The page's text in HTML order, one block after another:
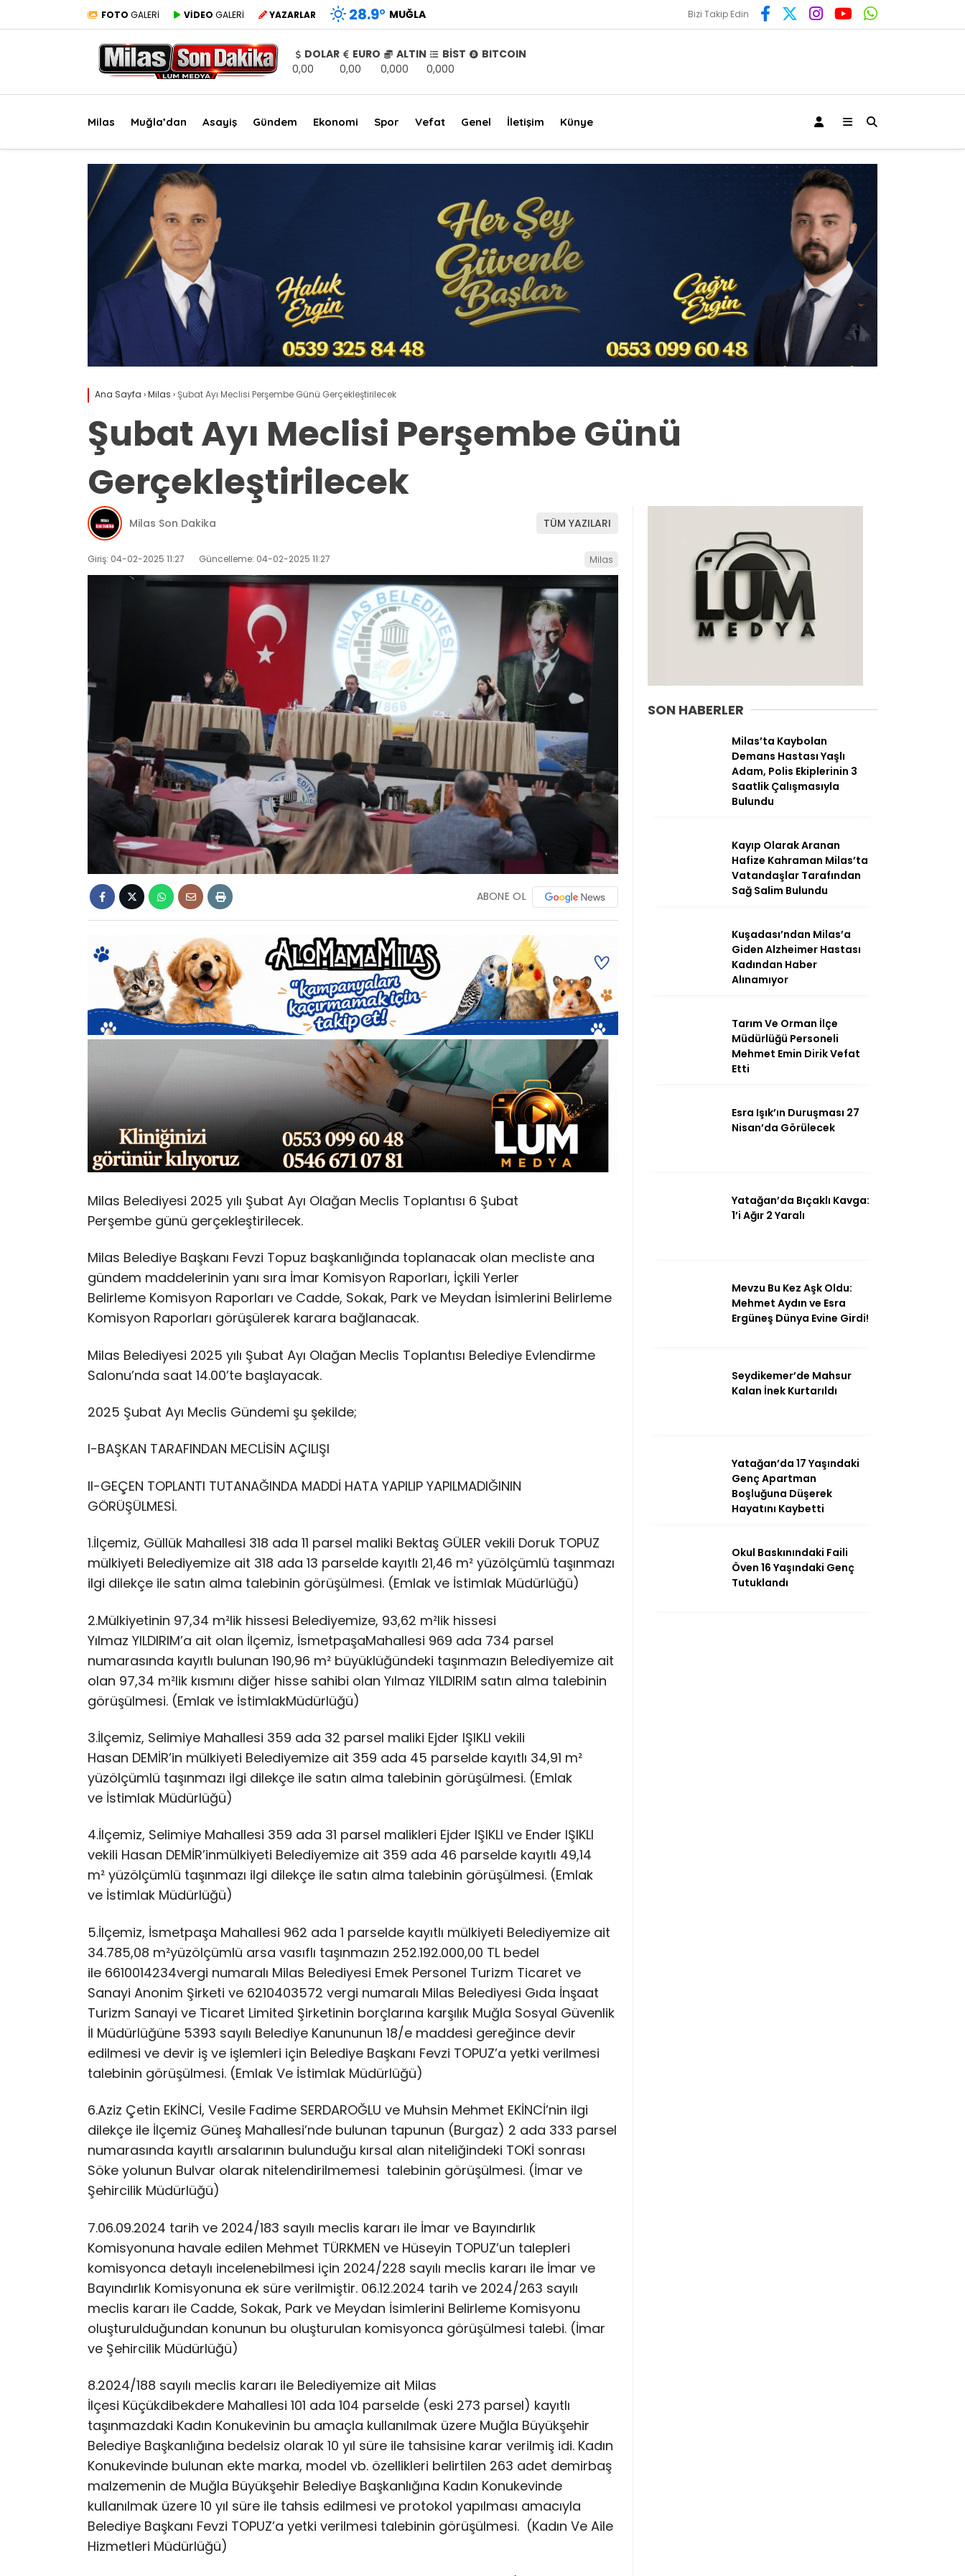
Milas
Spor
Genel
İletişim
Künye
WhatsApp
İhbar Hattı
Facebook
FOTO GALERİ VİDEO GALERİ YAZARLAR 28.9° MUĞLA Bizi Takip Edin
DOLAR
0,00
EURO
0,00
ALTIN
0,000
BİST
0,000
BITCOIN
Milas Muğla’dan Asayiş Gündem Ekonomi Spor Vefat Genel İletişim Künye
Ana Sayfa ›Milas ›Şubat Ayı Meclisi Perşembe Günü Gerçekleştirilecek
Şubat Ayı Meclisi Perşembe Günü
Gerçekleştirilecek
Milas Son Dakika TÜM YAZILARI
Giriş: 04-02-2025 11:27 Güncelleme: 04-02-2025 11:27 Milas
ABONE OL
Milas Belediyesi 2025 yılı Şubat Ayı Olağan Meclis Toplantısı 6 Şubat
Perşembe günü gerçekleştirilecek.
Milas Belediye Başkanı Fevzi Topuz başkanlığında toplanacak olan mecliste ana
gündem maddelerinin yanı sıra İmar Komisyon Raporları, İçkili Yerler
Belirleme Komisyon Raporları ve Cadde, Sokak, Park ve Meydan İsimlerini Belirleme
Komisyon Raporları görüşülerek karara bağlanacak.
Milas Belediyesi 2025 yılı Şubat Ayı Olağan Meclis Toplantısı Belediye Evlendirme
Salonu’nda saat 14.00’te başlayacak.
2025 Şubat Ayı Meclis Gündemi şu şekilde;
I-​BAŞKAN TARAFINDAN MECLİSİN AÇILIŞI
II-​GEÇEN TOPLANTI TUTANAĞINDA MADDİ HATA YAPILIP YAPILMADIĞININ
GÖRÜŞÜLMESİ.
1.​İlçemiz, Güllük Mahallesi 318 ada 11 parsel maliki Bektaş GÜLER vekili Doruk TOPUZ
mülkiyeti Belediyemize ait 318 ada 13 parselde kayıtlı 21,46 m² yüzölçümlü taşınmazı
ilgi dilekçe ile satın alma talebinin görüşülmesi. (Emlak ve İstimlak Müdürlüğü)
2.​Mülkiyetinin 97,34 m²lik hissesi Belediyemize, 93,62 m²lik hissesi
Yılmaz YILDIRIM’a ait olan İlçemiz, İsmetpaşaMahallesi 969 ada 734 parsel
numarasında kayıtlı bulunan 190,96 m² büyüklüğündeki taşınmazın Belediyemize ait
olan 97,34 m²lik kısmını diğer hisse sahibi olan Yılmaz YILDIRIM satın alma talebinin
görüşülmesi. (Emlak ve İstimlakMüdürlüğü)
3.​İlçemiz, Selimiye Mahallesi 359 ada 32 parsel maliki Ejder IŞIKLI vekili
Hasan DEMİR’in mülkiyeti Belediyemize ait 359 ada 45 parselde kayıtlı 34,91 m²
yüzölçümlü taşınmazı ilgi dilekçe ile satın alma talebinin görüşülmesi. (Emlak
ve İstimlak Müdürlüğü)
4.​İlçemiz, Selimiye Mahallesi 359 ada 31 parsel malikleri Ejder IŞIKLI ve Ender IŞIKLI
vekili Hasan DEMİR’inmülkiyeti Belediyemize ait 359 ada 46 parselde kayıtlı 49,14
m² yüzölçümlü taşınmazı ilgi dilekçe ile satın alma talebinin görüşülmesi. (Emlak
ve İstimlak Müdürlüğü)
5.​İlçemiz, İsmetpaşa Mahallesi 962 ada 1 parselde kayıtlı mülkiyeti Belediyemize ait
34.785,08 m²yüzölçümlü arsa vasıflı taşınmazın 252.192.000,00 TL bedel
ile 6610014234vergi numaralı Milas Belediyesi Emek Personel Turizm Ticaret ve
Sanayi Anonim Şirketi ve 6210403572 vergi numaralı Milas Belediyesi Gıda İnşaat
Turizm Sanayi ve Ticaret Limited Şirketinin borçlarına karşılık Muğla Sosyal Güvenlik
İl Müdürlüğüne 5393 sayılı Belediye Kanununun 18/e maddesi gereğince devir
edilmesi ve devir iş ve işlemleri için Belediye Başkanı Fevzi TOPUZ’a yetki verilmesi
talebinin görüşülmesi. (Emlak Ve İstimlak Müdürlüğü)
6.​Aziz Çetin EKİNCİ, Vesile Fadime SERDAROĞLU ve Muhsin Mehmet EKİNCİ’nin ilgi
dilekçe ile İlçemiz Güneş Mahallesi’nde bulunan tapunun (Burgaz) 2 ada 333 parsel
numarasında kayıtlı arsalarının bulunduğu kırsal alan niteliğindeki TOKİ sonrası
Söke yolunun Bulvar olarak nitelendirilmemesi talebinin görüşülmesi. (İmar ve
Şehircilik Müdürlüğü)
7.​06.09.2024 tarih ve 2024/183 sayılı meclis kararı ile İmar ve Bayındırlık
Komisyonuna havale edilen Mehmet TÜRKMEN ve Hüseyin TOPUZ’un talepleri
komisyonca detaylı incelenebilmesi için 2024/228 sayılı meclis kararı ile İmar ve
Bayındırlık Komisyonuna ek süre verilmiştir. 06.12.2024 tarih ve 2024/263 sayılı
meclis kararı ile Cadde, Sokak, Park ve Meydan İsimlerini Belirleme Komisyonu
oluşturulduğundan konunun bu oluşturulan komisyonca görüşülmesi talebi. (İmar
ve Şehircilik Müdürlüğü)
8.​2024/188 sayılı meclis kararı ile Belediyemize ait Milas
İlçesi Küçükdibekdere Mahallesi 101 ada 104 parselde (eski 273 parsel) kayıtlı
taşınmazdaki Kadın Konukevinin bu amaçla kullanılmak üzere Muğla Büyükşehir
Belediye Başkanlığına bedelsiz olarak 10 yıl süre ile tahsisine karar verilmiş idi. Kadın
Konukevinde bulunan ekte marka, model vb. özellikleri belirtilen 263 adet demirbaş
malzemenin de Muğla Büyükşehir Belediye Başkanlığına Kadın Konukevinde
kullanılmak üzere 10 yıl süre ile tahsis edilmesi ve protokol yapılması amacıyla
Belediye Başkanı Fevzi TOPUZ’a yetki verilmesi talebinin görüşülmesi. (Kadın Ve Aile
Hizmetleri Müdürlüğü)
SON HABERLER
Milas’ta Kaybolan
Demans Hastası Yaşlı
Adam, Polis Ekiplerinin 3
Saatlik Çalışmasıyla
Bulundu
Kayıp Olarak Aranan
Hafize Kahraman Milas’ta
Vatandaşlar Tarafından
Sağ Salim Bulundu
Kuşadası’ndan Milas’a
Giden Alzheimer Hastası
Kadından Haber
Alınamıyor
Tarım Ve Orman İlçe
Müdürlüğü Personeli
Mehmet Emin Dirik Vefat
Etti
Esra Işık’ın Duruşması 27
Nisan’da Görülecek
Yatağan’da Bıçaklı Kavga:
1’i Ağır 2 Yaralı
Mevzu Bu Kez Aşk Oldu:
Mehmet Aydın ve Esra
Ergüneş Dünya Evine Girdi!
Seydikemer’de Mahsur
Kalan İnek Kurtarıldı
Yatağan’da 17 Yaşındaki
Genç Apartman
Boşluğuna Düşerek
Hayatını Kaybetti
Okul Baskınındaki Faili
Öven 16 Yaşındaki Genç
Tutuklandı